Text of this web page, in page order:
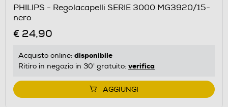
PHILIPS - Regolacapelli SERIE 3000 MG3920/15-
nero
€ 24,90
Acquisto online: disponibile
Ritiro in negozio in 30' gratuito: verifica
AGGIUNGI